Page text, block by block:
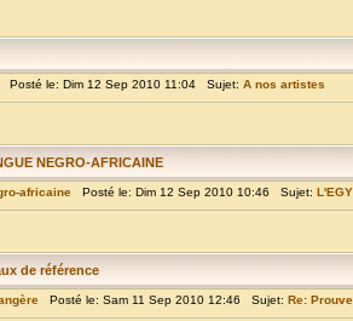
Posté le: Dim 12 Sep 2010 11:04 Sujet: A nos artistes
NEGRO-AFRICAINE
africaine Posté le: Dim 12 Sep 2010 10:46 Sujet:
de référence
Posté le: Sam 11 Sep 2010 12:46 Sujet: Re: